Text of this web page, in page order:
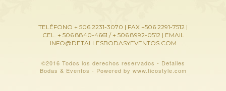
TELÉFONO + 506 2231-3070 | FAX +506 2291-7512 |
CEL. + 506 8840-4661 / + 506 8992-0512 | EMAIL
INFO@DETALLESBODASYEVENTOS.COM
©2016 Todos los derechos reservados - Detalles
Bodas & Eventos - Powered by www.ticostyle.com